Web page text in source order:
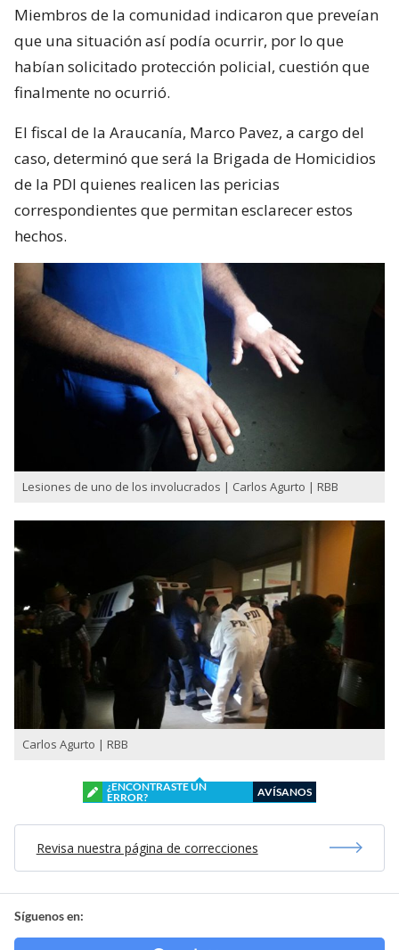
Miembros de la comunidad indicaron que preveían
que una situación así podía ocurrir, por lo que
habían solicitado protección policial, cuestión que
finalmente no ocurrió.
El fiscal de la Araucanía, Marco Pavez, a cargo del
caso, determinó que será la Brigada de Homicidios
de la PDI quienes realicen las pericias
correspondientes que permitan esclarecer estos
hechos.
Lesiones de uno de los involucrados | Carlos Agurto | RBB
Carlos Agurto | RBB
¿ENCONTRASTE UN
ERROR?
AVÍSANOS
Revisa nuestra página de correcciones
Síguenos en: